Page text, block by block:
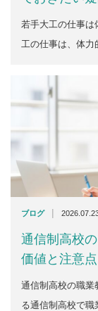
若手大工の仕事は
工の仕事は、体力
ブログ |
通信制高校
価値と注意
通信制高校の職業
る通信制高校で職